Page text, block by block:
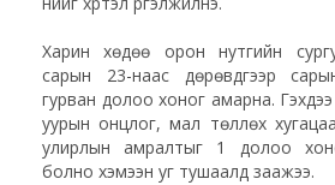
Харин хөдөө орон нутгийн
сарын 23-наас дөрөвдүгээр
гурван долоо хоног амарна. Гэхдээ
уурын онцлог, мал төллөх
улирлын амралтыг 1 долоо
болно хэмээн уг тушаалд заажээ.